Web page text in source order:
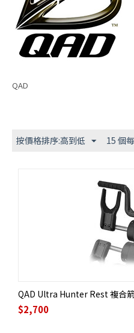
QAD
按價格排序:高到低 15 個
QAD Ultra Hunter Rest 複合
$2,700